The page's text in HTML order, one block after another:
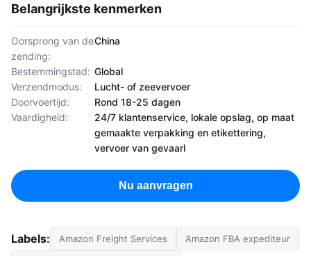
Belangrijkste kenmerken
Oorsprong van de
zending:
China
Bestemmingstad: Global
Verzendmodus:
Lucht- of zeevervoer
Doorvoertijd:
Rond 18-25 dagen
Vaardigheid:
24/7 klantenservice, lokale opslag, op maat
gemaakte verpakking en etikettering,
vervoer van gevaarl
Nu aanvragen
Labels: Amazon Freight Services Amazon FBA expediteur